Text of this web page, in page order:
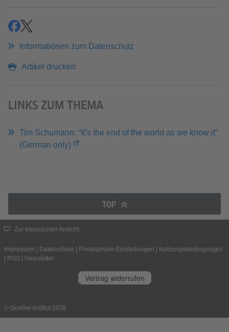
teilenteilen
Informationen zum Datenschutz
Artikel drucken
LINKS ZUM THEMA
Tim Schumann: “It’s the end of the world as we know it”
(German only)
TOP
Zur klassischen Ansicht
Impressum | Datenschutz | Privatsphäre-Einstellungen | Nutzungsbedingungen
| RSS | Newsletter
Vertrag widerrufen
© Goethe-Institut 2026